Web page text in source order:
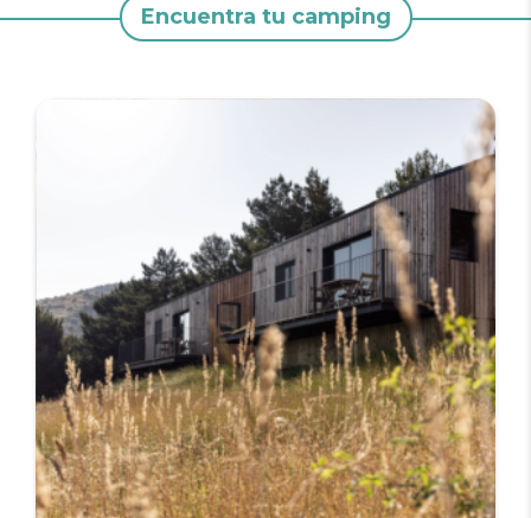
Encuentra tu camping